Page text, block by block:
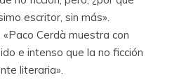
escritor, sin más».
Cerdà muestra con
e intenso que la no ficción
literaria».